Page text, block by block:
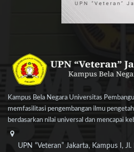
Kampus Bela Negara Universitas
memfasilitasi pengembangan ilmu
berdasarkan nilai universal dan mencapai
UPN “Veteran” Jakarta, Kampus I,